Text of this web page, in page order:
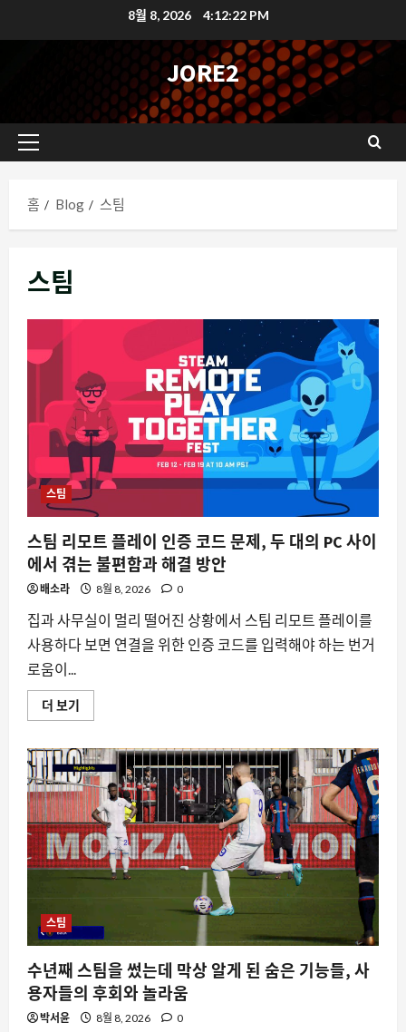
텐
가
8월 8, 2026 4:12:23 PM
JORE2
기
메
홈 Blog 스팀
스팀
스팀
스팀 리모트 플레이 인증 코드 문제, 두 대의 PC 사이
에서 겪는 불편함과 해결 방안
배소라 8월 8, 2026 0
집과 사무실이 멀리 떨어진 상황에서 스팀 리모트 플레이를
사용하다 보면 연결을 위한 인증 코드를 입력해야 하는 번거
로움이...
더 보기
팀
트
플
레
이
인
증
코
드
문
제,
두
이
서
겪
는
불
편
스팀
수년째 스팀을 썼는데 막상 알게 된 숨은 기능들, 사
용자들의 후회와 놀라움
박서윤 8월 8, 2026 0